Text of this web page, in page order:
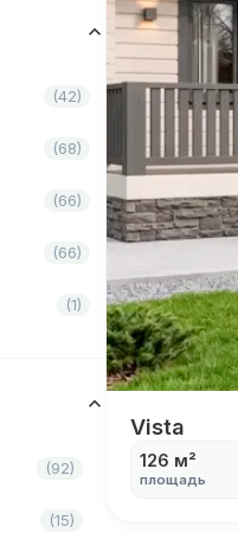
(42)
(68)
(66)
(66)
(1)
(92)
(15)
Vista
Vista
126 м²
площадь